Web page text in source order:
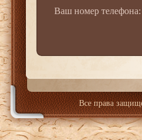
Ваш номер телефона:
Все права